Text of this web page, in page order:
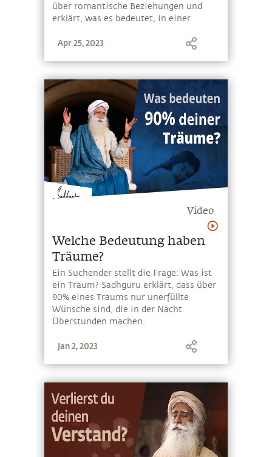
über romantische Beziehungen und
erklärt, was es bedeutet, in einer
sein
Apr 25, 2023
Video
Welche Bedeutung haben
Träume?
Ein Suchender stellt die Frage: Was ist
ein Traum? Sadhguru erklärt, dass über
90% eines Traums nur unerfüllte
Wünsche sind, die in der Nacht
Überstunden machen.
Jan 2, 2023